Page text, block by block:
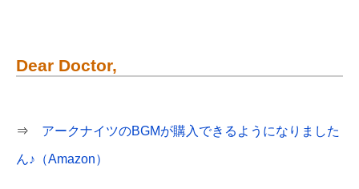
Dear Doctor,
⇒ アークナイツのBGMが購入できるようになりました
ん♪（Amazon）